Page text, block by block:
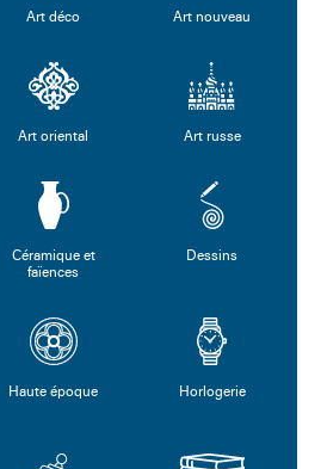
Art déco Art nouveau
Art oriental Art russe
Céramique et
faïences
Dessins
Haute époque Horlogerie